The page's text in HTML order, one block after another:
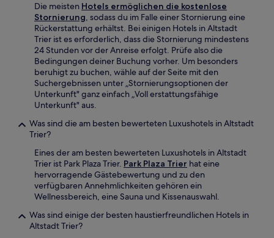
Die meisten Hotels ermöglichen die kostenlose
Stornierung, sodass du im Falle einer Stornierung eine
Rückerstattung erhältst. Bei einigen Hotels in Altstadt
Trier ist es erforderlich, dass die Stornierung mindestens
24 Stunden vor der Anreise erfolgt. Prüfe also die
Bedingungen deiner Buchung vorher. Um besonders
beruhigt zu buchen, wähle auf der Seite mit den
Suchergebnissen unter „Stornierungsoptionen der
Unterkunft" ganz einfach „Voll erstattungsfähige
Unterkunft" aus.
Was sind die am besten bewerteten Luxushotels in Altstadt
Trier?
Eines der am besten bewerteten Luxushotels in Altstadt
Trier ist Park Plaza Trier. Park Plaza Trier hat eine
hervorragende Gästebewertung und zu den
verfügbaren Annehmlichkeiten gehören ein
Wellnessbereich, eine Sauna und Kissenauswahl.
Was sind einige der besten haustierfreundlichen Hotels in
Altstadt Trier?